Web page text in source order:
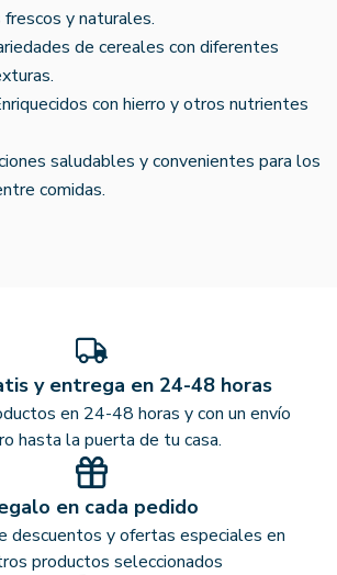
y naturales.
de cereales con diferentes
con hierro y otros nutrientes
saludables y convenientes para los
comidas.
y entrega en 24-48 horas
en 24-48 horas y con un envío
hasta la puerta de tu casa.
en cada pedido
descuentos y ofertas especiales en
productos seleccionados